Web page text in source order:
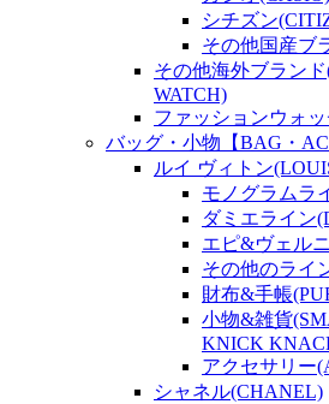
シチズン
その他国産ブ
その他海外ブラン
WATCH)
ファッションウォ
バッグ・小物【BAG・
ルイ ヴィトン
モノグラムラ
ダミエライン
エピ&ヴェル
その他のライ
財布&手帳
小物&雑貨
KNICK
アクセサリー
シャネル(CHANEL)